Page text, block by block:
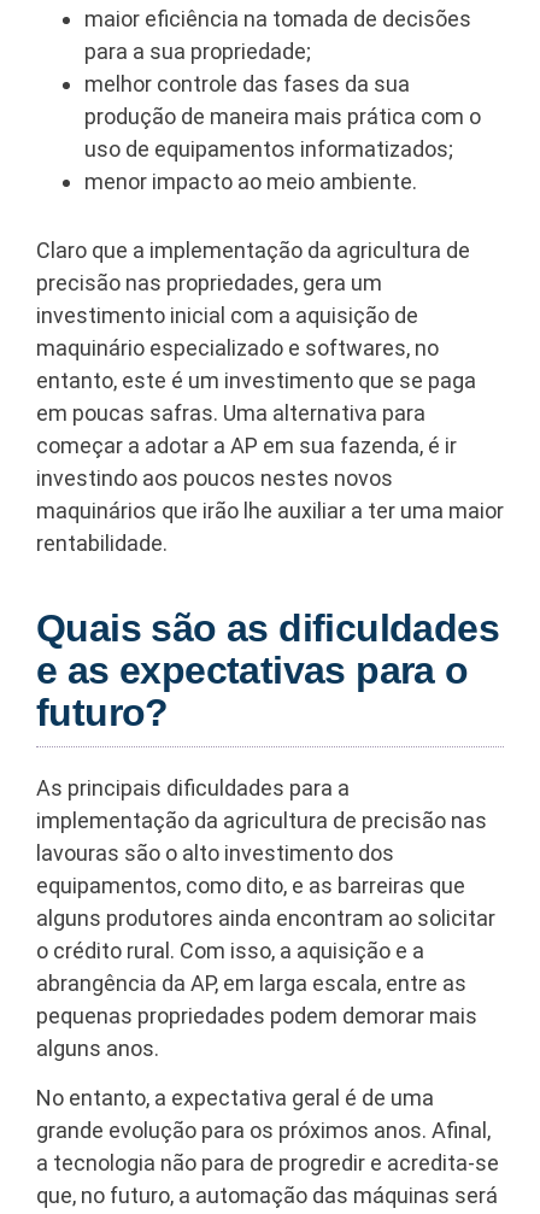
maior eficiência na tomada de decisões
para a sua propriedade;
melhor controle das fases da sua
produção de maneira mais prática com o
uso de equipamentos informatizados;
menor impacto ao meio ambiente.
Claro que a implementação da agricultura de
precisão nas propriedades, gera um
investimento inicial com a aquisição de
maquinário especializado e softwares, no
entanto, este é um investimento que se paga
em poucas safras. Uma alternativa para
começar a adotar a AP em sua fazenda, é ir
investindo aos poucos nestes novos
maquinários que irão lhe auxiliar a ter uma maior
rentabilidade.
Quais são as dificuldades
e as expectativas para o
futuro?
As principais dificuldades para a
implementação da agricultura de precisão nas
lavouras são o alto investimento dos
equipamentos, como dito, e as barreiras que
alguns produtores ainda encontram ao solicitar
o crédito rural. Com isso, a aquisição e a
abrangência da AP, em larga escala, entre as
pequenas propriedades podem demorar mais
alguns anos.
No entanto, a expectativa geral é de uma
grande evolução para os próximos anos. Afinal,
a tecnologia não para de progredir e acredita-se
que, no futuro, a automação das máquinas será